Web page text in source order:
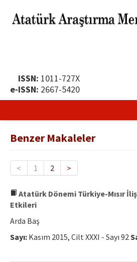
ISSN: 1011-727X
e-ISSN: 2667-5420
Yayın Politikası
Yayın İlkeleri
Etik İlkeler
Benzer Makaleler
< 1 2 >
Atatürk Dönemi Türkiye-Mısır
Etkileri
Arda Baş
Sayı: Kasım 2015, Cilt XXXI - Sayı 92